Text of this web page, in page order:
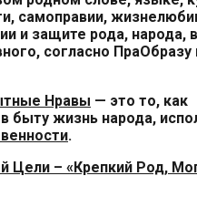
самоправии,
и защите рода, народа,
, согласно ПраОбразу
Нравы — это то, как
быту жизнь народа,
.
Цели – «Крепкий Род,